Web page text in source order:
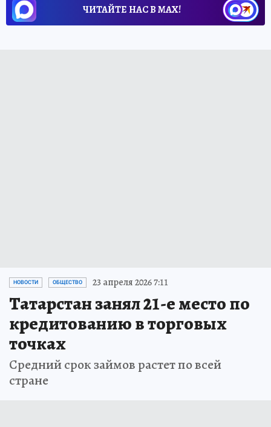
ЧИТАЙТЕ НАС В МАХ!
НОВОСТИ ОБЩЕСТВО 23 апреля 2026 7:11
Татарстан занял 21-е место по
кредитованию в торговых
точках
Средний срок займов растет по всей
стране